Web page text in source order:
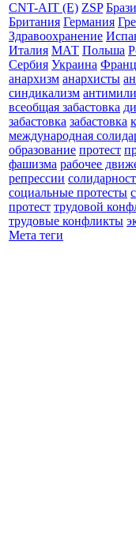
CNT-AIT (E) ZSP
Британия Германия
Здравоохранение
Италия МАТ Польша
Сербия Украина
анархизм анархисты
синдикализм
всеобщая забастовка
забастовка забастовка
международная
образование протест
фашизма рабочее
репрессии
социальные протесты
протест трудовой
трудовые конфликты
Мета теги